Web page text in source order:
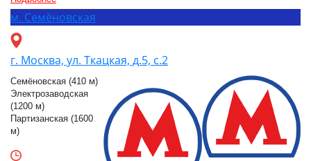
м. Семёновская
г. Москва, ул. Ткацкая, д.5, с.2
Семёновская (410 м)
Электрозаводская
(1200 м)
Партизанская (1600
м)